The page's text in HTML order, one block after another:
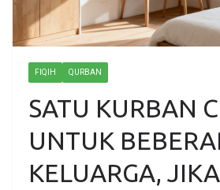
FIQIH QURBAN
SATU KURBAN
UNTUK
KELUARGA, JIKA